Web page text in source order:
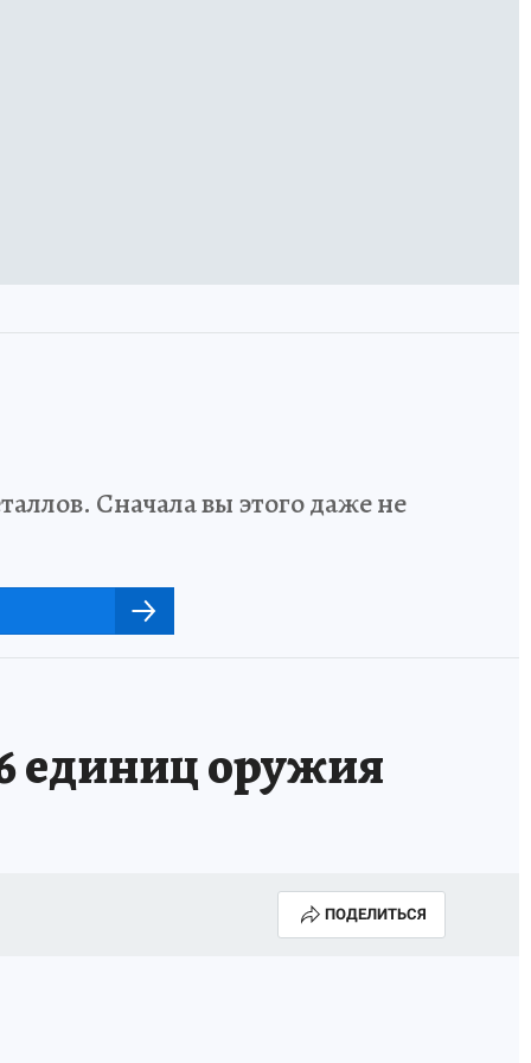
Сначала вы этого даже не
единиц оружия
ПОДЕЛИТЬСЯ